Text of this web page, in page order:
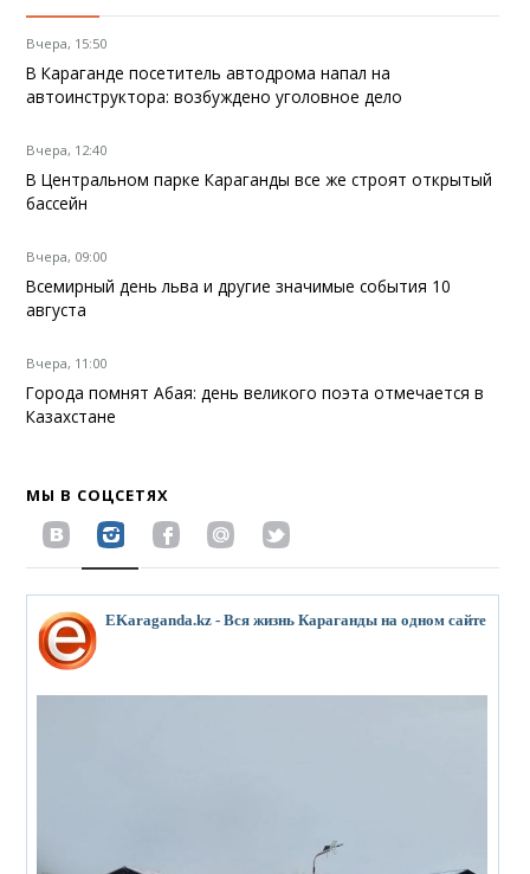
Вчера, 15:50
В Караганде посетитель автодрома напал на
автоинструктора: возбуждено уголовное дело
Вчера, 12:40
В Центральном парке Караганды все же строят открытый
бассейн
Вчера, 09:00
Всемирный день льва и другие значимые события 10
августа
Вчера, 11:00
Города помнят Абая: день великого поэта отмечается в
Казахстане
МЫ В СОЦСЕТЯХ
EKaraganda.kz - Вся жизнь Караганды на одном сайте